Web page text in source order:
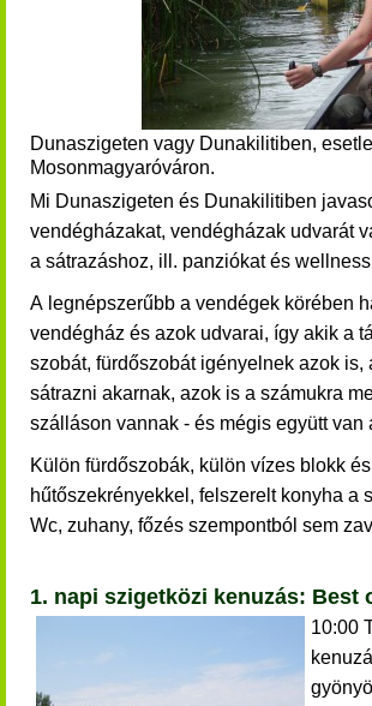
Dunaszigeten vagy Dunakilitiben,
Mosonmagyaróváron.
Mi Dunaszigeten és Dunakilitiben
vendégházakat, vendégházak udvarát
a sátrazáshoz, ill. panziókat és
A legnépszerűbb a vendégek körében
vendégház és azok udvarai, így akik a
szobát, fürdőszobát igényelnek azok is,
sátrazni akarnak, azok is a számukra
szálláson vannak - és mégis együtt van
Külön fürdőszobák, külön vízes blokk
hűtőszekrényekkel, felszerelt konyha a
Wc, zuhany, főzés szempontból sem
1. napi szigetközi kenuzás: Best
10:00